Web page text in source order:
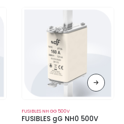
FUSIBLES NH GG 500V
FUSIBLES gG NH0 500V